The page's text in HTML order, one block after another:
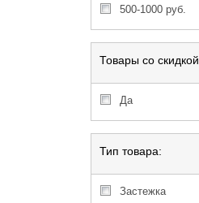
500-1000 руб.
Товары со скидкой
Да
Тип товара:
Застежка